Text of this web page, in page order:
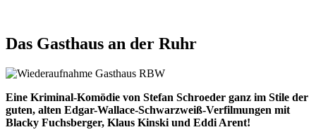
Das Gasthaus an der Ruhr
Eine Kriminal-Komödie von Stefan Schroeder ganz im Stile der
guten, alten Edgar-Wallace-Schwarzweiß-Verfilmungen mit
Blacky Fuchsberger, Klaus Kinski und Eddi Arent!